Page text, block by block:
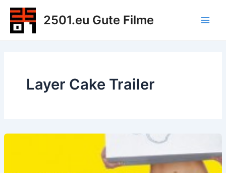
Zum
Inhalt
springen
2501.eu Gute Filme
Layer Cake Trailer